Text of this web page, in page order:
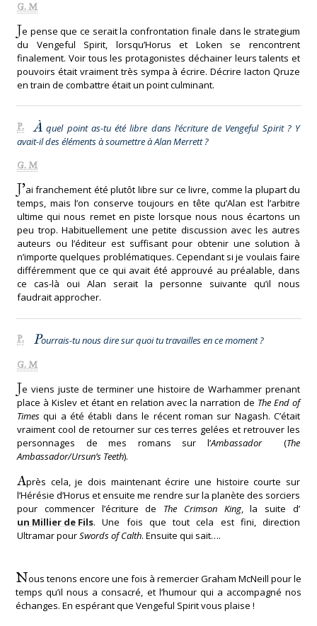
G. M
Je pense que ce serait la confrontation finale dans le strategium
du Vengeful Spirit, lorsqu’Horus et Loken se rencontrent
finalement. Voir tous les protagonistes déchainer leurs talents et
pouvoirs était vraiment très sympa à écrire. Décrire Iacton Qruze
en train de combattre était un point culminant.
P. À quel point as-tu été libre dans l’écriture de Vengeful Spirit ? Y
avait-il des éléments à soumettre à Alan Merrett ?
G. M
J’ai franchement été plutôt libre sur ce livre, comme la plupart du
temps, mais l’on conserve toujours en tête qu’Alan est l’arbitre
ultime qui nous remet en piste lorsque nous nous écartons un
peu trop. Habituellement une petite discussion avec les autres
auteurs ou l’éditeur est suffisant pour obtenir une solution à
n’importe quelques problématiques. Cependant si je voulais faire
différemment que ce qui avait été approuvé au préalable, dans
ce cas-là oui Alan serait la personne suivante qu’il nous
faudrait approcher.
P. Pourrais-tu nous dire sur quoi tu travailles en ce moment ?
G. M
Je viens juste de terminer une histoire de Warhammer prenant
place à Kislev et étant en relation avec la narration de The End of
Times qui a été établi dans le récent roman sur Nagash. C’était
vraiment cool de retourner sur ces terres gelées et retrouver les
personnages de mes romans sur l’Ambassador(The
Ambassador/Ursun’s Teeth).
Après cela, je dois maintenant écrire une histoire courte sur
l’Hérésie d’Horus et ensuite me rendre sur la planète des sorciers
pour commencer l’écriture de The Crimson King, la suite d’
un Millier de Fils. Une fois que tout cela est fini, direction
Ultramar pourSwords of Calth. Ensuite qui sait….
Nous tenons encore une fois à remercier Graham McNeill pour le
temps qu’il nous a consacré, et l’humour qui a accompagné nos
échanges. En espérant que Vengeful Spirit vous plaise !